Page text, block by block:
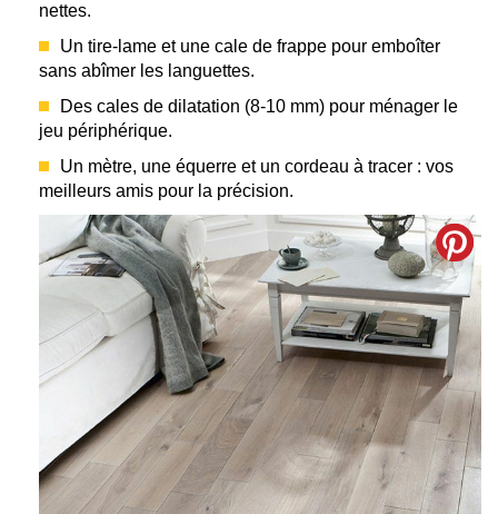
nettes.
Un tire-lame et une cale de frappe pour emboîter
sans abîmer les languettes.
Des cales de dilatation (8-10 mm) pour ménager le
jeu périphérique.
Un mètre, une équerre et un cordeau à tracer : vos
meilleurs amis pour la précision.